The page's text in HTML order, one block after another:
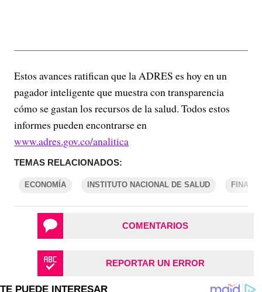
Estos avances ratifican que la ADRES es hoy en un
pagador inteligente que muestra con transparencia
cómo se gastan los recursos de la salud. Todos estos
informes pueden encontrarse en
www.adres.gov.co/analitica
TEMAS RELACIONADOS:
ECONOMÍA INSTITUTO NACIONAL DE SALUD
COMENTARIOS
REPORTAR UN ERROR